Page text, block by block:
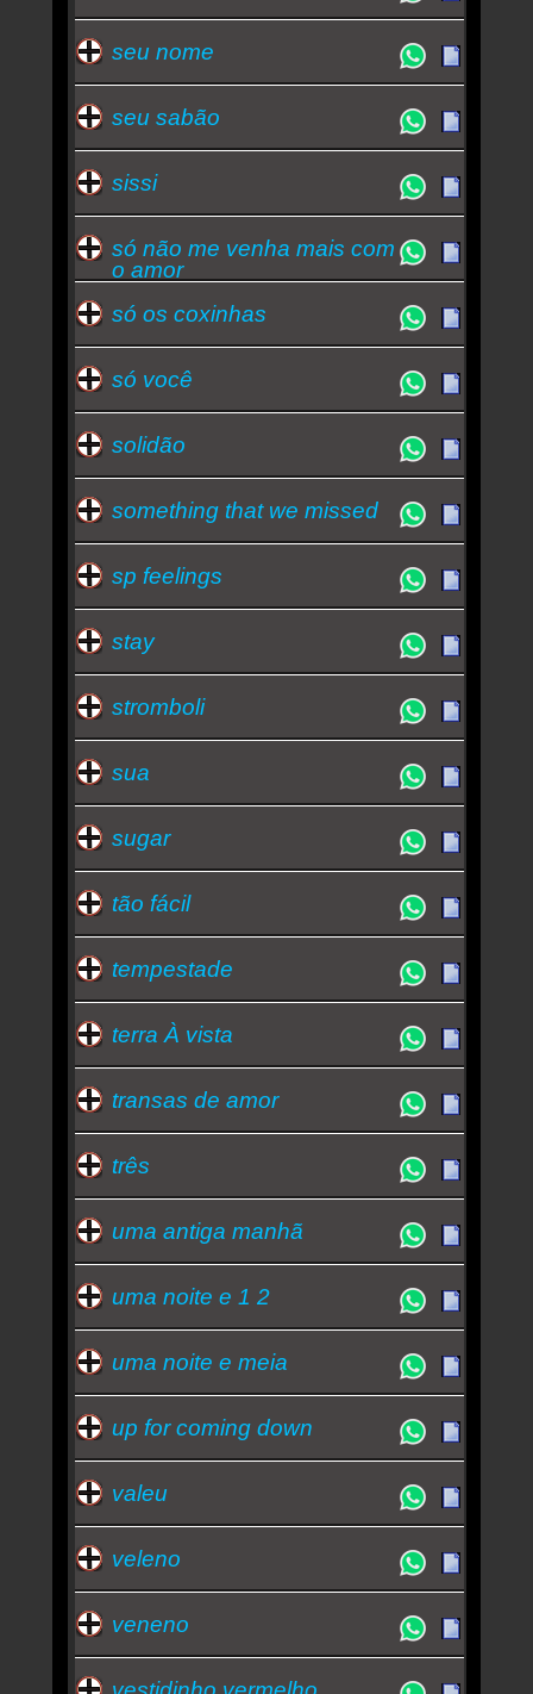
seu nome
seu sabão
sissi
só não me venha mais com
o amor
só os coxinhas
só você
solidão
something that we missed
sp feelings
stay
stromboli
sua
sugar
tão fácil
tempestade
terra À vista
transas de amor
três
uma antiga manhã
uma noite e 1 2
uma noite e meia
up for coming down
valeu
veleno
veneno